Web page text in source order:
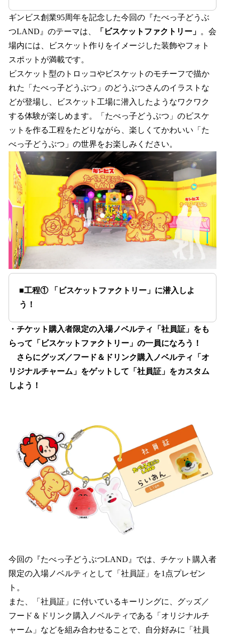
ギンビス創業95周年を記念した今回の『たべっ子どうぶ
つLAND』のテーマは、
「ビスケットファクトリー」 。会
場内には、ビスケット作りをイメージした装飾やフォト
スポットが満載です。
ビスケット型のトロッコやビスケットのモチーフで描か
れた「たべっ子どうぶつ」のどうぶつさんのイラストな
どが登場し、ビスケット工場に潜入したようなワクワク
する体験が楽しめます。「たべっ子どうぶつ」のビスケ
ットを作る工程をたどりながら、楽しくてかわいい「た
べっ子どうぶつ」の世界をお楽しみください。
■工程① 「ビスケットファクトリー」に潜入しよ
う！
・チケット購入者限定の入場ノベルティ「社員証」をも
らって「ビスケットファクトリー」の一員になろう！
さらにグッズ／フード＆ドリンク購入ノベルティ「オ
リジナルチャーム」をゲットして「社員証」をカスタム
しよう！
今回の『たべっ子どうぶつLAND』では、チケット購入者
限定の入場ノベルティとして「社員証」を1点プレゼン
ト。
また、「社員証」に付いているキーリングに、グッズ／
フード＆ドリンク購入ノベルティである「オリジナルチ
ャーム」などを組み合わせることで、自分好みに「社員